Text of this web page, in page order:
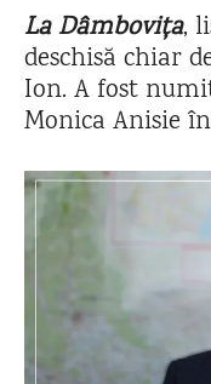
La Dâmbovița,
deschisă chiar
Ion. A fost
Monica Anisie